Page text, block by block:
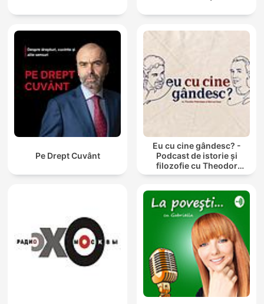
Pe Drept Cuvânt
Eu cu cine gândesc? -
Podcast de istorie și
filozofie cu Theodor
Paleologu și Răzvan Ioan